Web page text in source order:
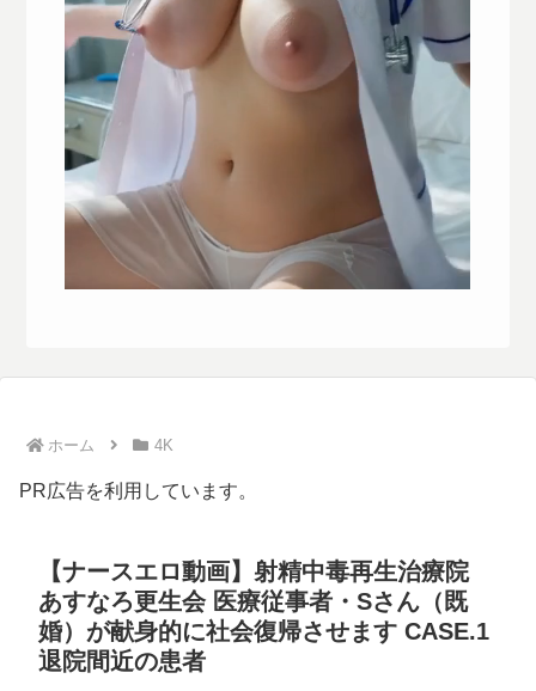
ホーム 4K
PR広告を利用しています。
【ナースエロ動画】射精中毒再生治療院
あすなろ更生会 医療従事者・Sさん（既
婚）が献身的に社会復帰させます CASE.1
退院間近の患者